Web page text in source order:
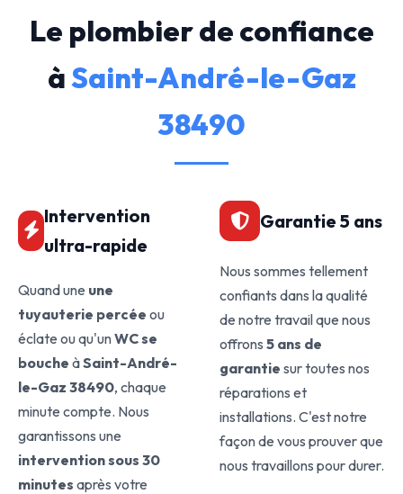
Le plombier de confiance
àSaint-André-le-Gaz
38490
Intervention
ultra-rapide
Quand une une
tuyauterie percée ou
éclate ou qu'unWC se
bouche àSaint-André-
le-Gaz 38490, chaque
minute compte. Nous
garantissons une
intervention sous 30
minutes après votre
Garantie 5 ans
Nous sommes tellement
confiants dans la qualité
de notre travail que nous
offrons 5 ans de
garantie sur toutes nos
réparations et
installations. C'est notre
façon de vous prouver que
nous travaillons pour durer.